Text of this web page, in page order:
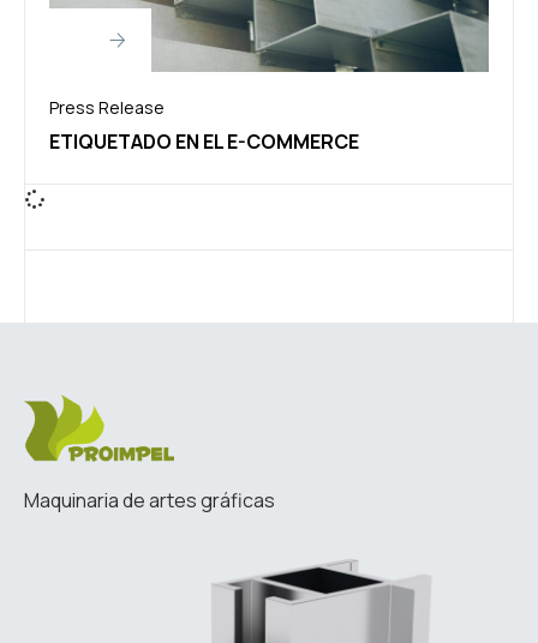
Press Release
ETIQUETADO EN EL E-COMMERCE
Maquinaria de artes gráficas